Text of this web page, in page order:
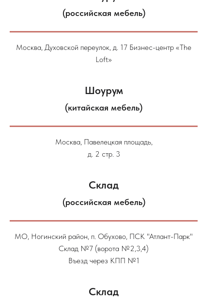
(российская мебель)
Москва, Духовской переулок, д. 17 Бизнес-центр «The
Loft»
Шоурум
(китайская мебель)
Москва, Павелецкая площадь,
д. 2 стр. 3
Склад
(российская мебель)
МО, Ногинский район, п. Обухово, ПСК "Атлант-Парк"
Склад №7 (ворота №2,3,4)
Въезд через КПП №1
Склад